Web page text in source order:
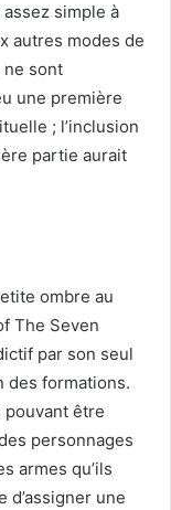
simple à
autres modes de
sont
une première
; l’inclusion
partie aurait
ombre au
The Seven
par son seul
des formations.
pouvant être
personnages
armes qu’ils
une